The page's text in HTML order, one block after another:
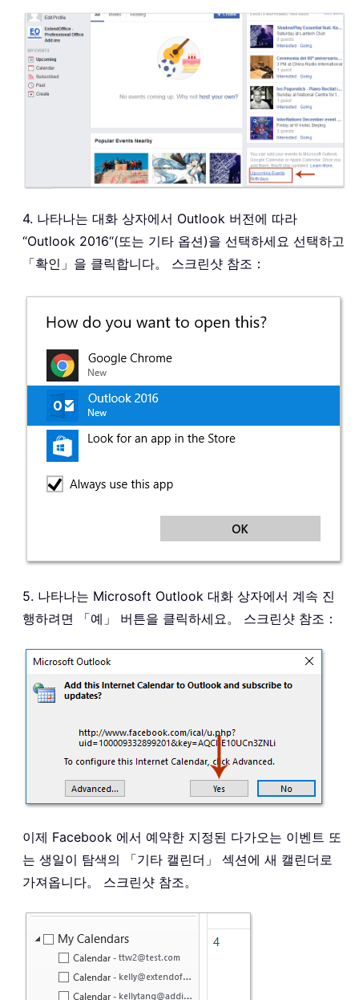
4. 나타나는 대화 상자에서 Outlook 버전에 따라
“Outlook 2016“(또는 기타 옵션)을 선택하세요 선택하고
「확인」을 클릭합니다。 스크린샷 참조：
5. 나타나는 Microsoft Outlook 대화 상자에서 계속 진
행하려면 「예」 버튼을 클릭하세요。 스크린샷 참조：
이제 Facebook 에서 예약한 지정된 다가오는 이벤트 또
는 생일이 탐색의 「기타 캘린더」 섹션에 새 캘린더로
가져옵니다。 스크린샷 참조。